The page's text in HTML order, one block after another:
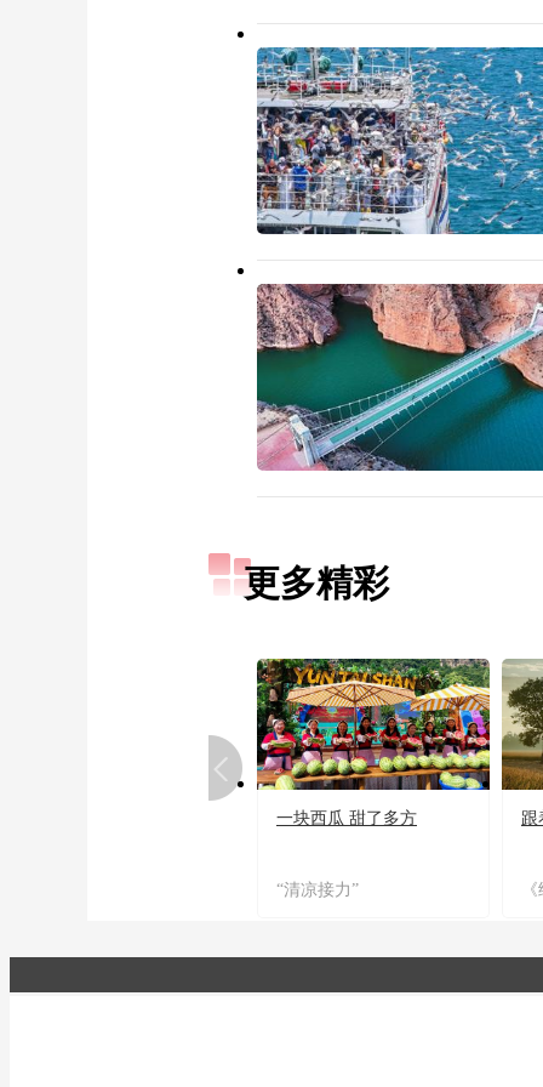
更多精彩
一块西瓜 甜了多方
“清凉接力”
跟